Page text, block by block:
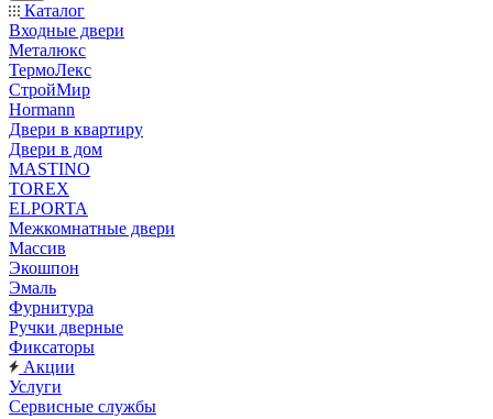
Каталог
Входные двери
Металюкс
ТермоЛекс
СтройМир
Hormann
Двери в квартиру
Двери в дом
MASTINO
TOREX
ELPORTA
Межкомнатные двери
Массив
Экошпон
Эмаль
Фурнитура
Ручки дверные
Фиксаторы
Акции
Услуги
Сервисные службы